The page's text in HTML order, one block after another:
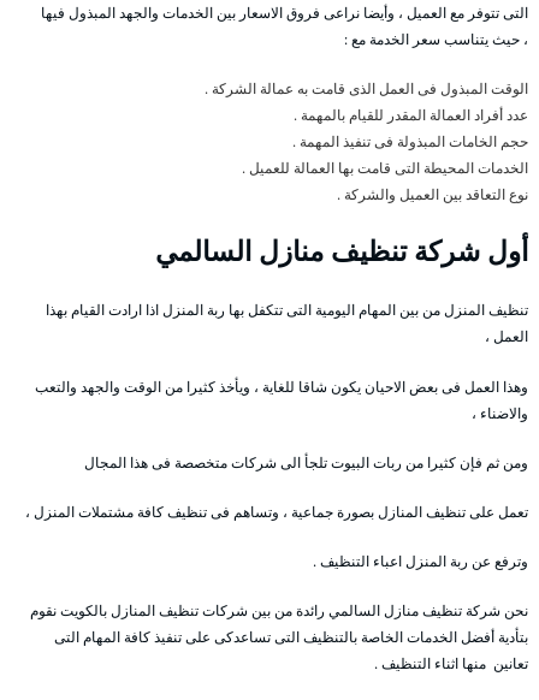
التى تتوفر مع العميل ، وأيضا نراعى فروق الاسعار بين الخدمات والجهد المبذول فيها
، حيث يتناسب سعر الخدمة مع :
الوقت المبذول فى العمل الذى قامت به عمالة الشركة .
عدد أفراد العمالة المقدر للقيام بالمهمة .
حجم الخامات المبذولة فى تنفيذ المهمة .
الخدمات المحيطة التى قامت بها العمالة للعميل .
نوع التعاقد بين العميل والشركة .
أول شركة تنظيف منازل السالمي
تنظيف المنزل من بين المهام اليومية التى تتكفل بها ربة المنزل اذا ارادت القيام بهذا
العمل ،
وهذا العمل فى بعض الاحيان يكون شاقا للغاية ، ويأخذ كثيرا من الوقت والجهد والتعب
والاضناء ،
ومن ثم فإن كثيرا من ربات البيوت تلجأ الى شركات متخصصة فى هذا المجال
تعمل على تنظيف المنازل بصورة جماعية ، وتساهم فى تنظيف كافة مشتملات المنزل ،
وترفع عن ربة المنزل اعباء التنظيف .
نحن شركة تنظيف منازل السالمي رائدة من بين شركات تنظيف المنازل بالكويت نقوم
بتأدية أفضل الخدمات الخاصة بالتنظيف التى تساعدكى على تنفيذ كافة المهام التى
تعانين منها اثناء التنظيف .